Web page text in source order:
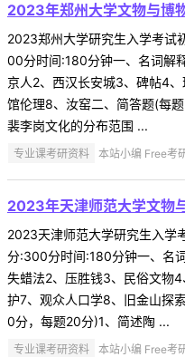
2023年郑州大学文物与博
2023郑州大学研究生入学考试
00分时间:180分钟一、名词解
京人2、西汉长安城3、碑帖4
馆伦理8、汝窑二、简答题(每
裴李岗文化的分布范围 ...
专业课考研资料 本站小编 Free
2023年天津师范大学文物
2023天津师范大学研究生入学
分:300分时间:180分钟一、名
失蜡法2、压胜钱3、民俗文物
护7、观众人口学8、旧金山探
0分，每题20分)1、简述陶 ...
专业课考研资料 本站小编 Free